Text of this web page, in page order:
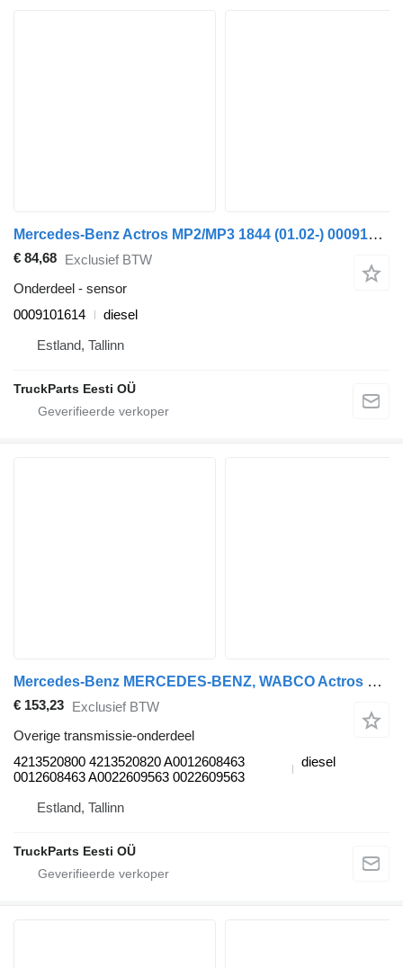
Mercedes-Benz Actros MP2/MP3 1844 (01.02-) 0009101614 sensor voor Mercedes-Benz Actros, Axor MP1, MP2, MP3 (1996-2014) trekker
€ 84,68 Exclusief BTW
Onderdeel - sensor
0009101614
diesel
Estland, Tallinn
TruckParts Eesti OÜ
Mercedes-Benz MERCEDES-BENZ, WABCO Actros MP2/MP3 1844 (01.02-) 4213520800 voor Mercedes-Benz Actros, Axor MP1, MP2, MP3 (1996-2014) trekker
€ 153,23 Exclusief BTW
Overige transmissie-onderdeel
4213520800 4213520820 A0012608463
0012608463 A0022609563 0022609563
diesel
Estland, Tallinn
TruckParts Eesti OÜ